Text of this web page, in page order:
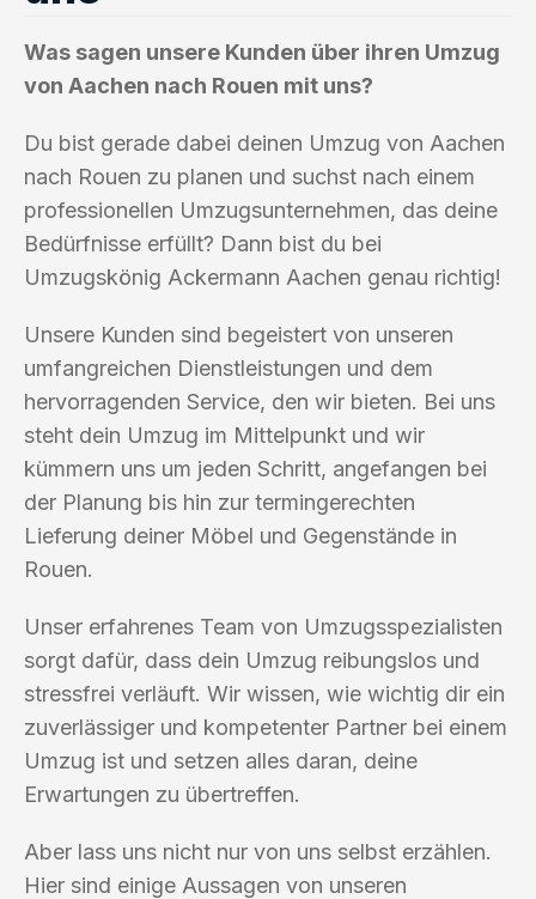
Was sagen unsere Kunden über ihren Umzug
von Aachen nach Rouen mit uns?
Du bist gerade dabei deinen Umzug von Aachen
nach Rouen zu planen und suchst nach einem
professionellen Umzugsunternehmen, das deine
Bedürfnisse erfüllt? Dann bist du bei
Umzugskönig Ackermann Aachen genau richtig!
Unsere Kunden sind begeistert von unseren
umfangreichen Dienstleistungen und dem
hervorragenden Service, den wir bieten. Bei uns
steht dein Umzug im Mittelpunkt und wir
kümmern uns um jeden Schritt, angefangen bei
der Planung bis hin zur termingerechten
Lieferung deiner Möbel und Gegenstände in
Rouen.
Unser erfahrenes Team von Umzugsspezialisten
sorgt dafür, dass dein Umzug reibungslos und
stressfrei verläuft. Wir wissen, wie wichtig dir ein
zuverlässiger und kompetenter Partner bei einem
Umzug ist und setzen alles daran, deine
Erwartungen zu übertreffen.
Aber lass uns nicht nur von uns selbst erzählen.
Hier sind einige Aussagen von unseren